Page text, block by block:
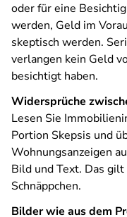
oder für eine
werden, Geld im
skeptisch werden.
verlangen kein Geld
besichtigt haben.
Widersprüche
Lesen Sie
Portion Skepsis und
Wohnungsanzeigen
Bild und Text. Das
Schnäppchen.
Bilder wie aus dem